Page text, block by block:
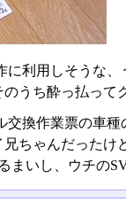
に利用しそうな
うち酔っ払って
換作業票の車
ちゃんだったけ
まいし、ウチ